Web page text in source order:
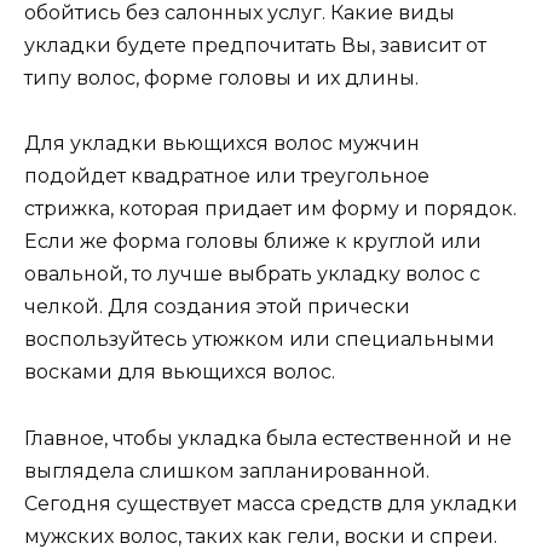
обойтись без салонных услуг. Какие виды
укладки будете предпочитать Вы, зависит от
типу волос, форме головы и их длины.
Для укладки вьющихся волос мужчин
подойдет квадратное или треугольное
стрижка, которая придает им форму и порядок.
Если же форма головы ближе к круглой или
овальной, то лучше выбрать укладку волос с
челкой. Для создания этой прически
воспользуйтесь утюжком или специальными
восками для вьющихся волос.
Главное, чтобы укладка была естественной и не
выглядела слишком запланированной.
Сегодня существует масса средств для укладки
мужских волос, таких как гели, воски и спреи.